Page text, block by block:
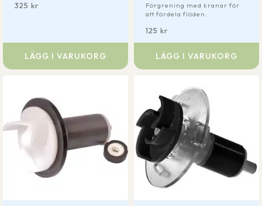
325 kr
LÄGG I VARUKORG
125 kr
Förgrening med kranar för
att fördela flöden.
LÄGG I VARUKORG